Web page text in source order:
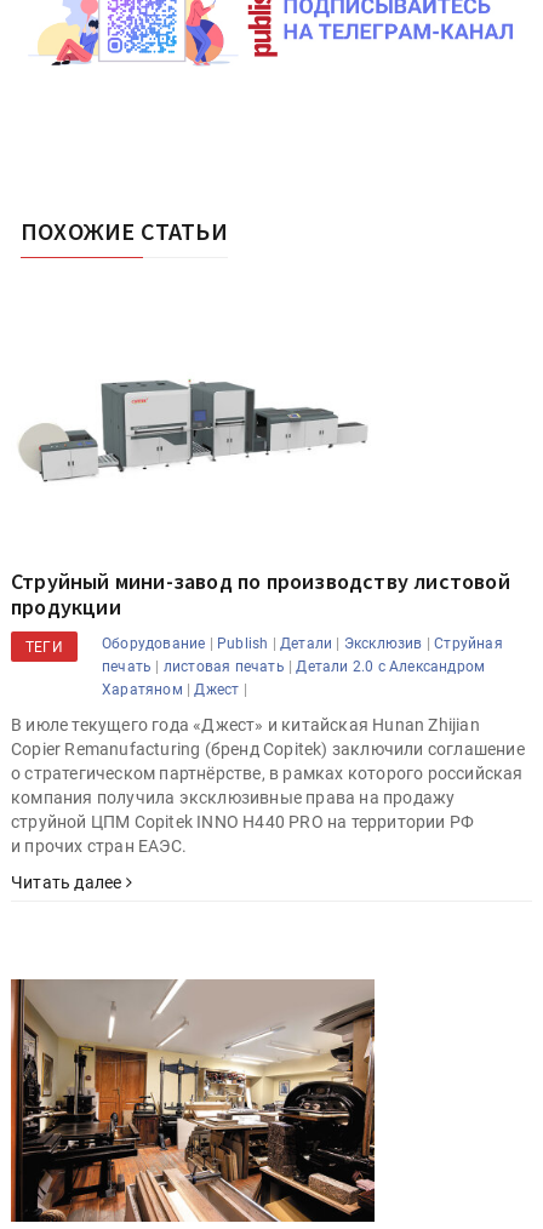
ПОХОЖИЕ СТАТЬИ
Струйный мини-завод по производству листовой
продукции
ТЕГИ Оборудование | Publish |Детали | Эксклюзив |Струйная
печать | листовая печать |Детали 2.0 с Александром
Харатяном |Джест |
В июле текущего года «Джест» и китайская Hunan Zhijian
Copier Remanufacturing (бренд Copitek) заключили соглашение
о стратегическом партнёрстве, в рамках которого российская
компания получила эксклюзивные права на продажу
струйной ЦПМ Copitek INNO H440 PRO на территории РФ
и прочих стран ЕАЭС.
Читать далее